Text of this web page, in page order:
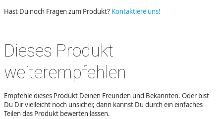
Hast Du noch Fragen zum Produkt? Kontaktiere uns!
Dieses Produkt
weiterempfehlen
Empfehle dieses Produkt Deinen Freunden und Bekannten. Oder bist
Du Dir vielleicht noch unsicher, dann kannst Du durch ein einfaches
Teilen das Produkt bewerten lassen.